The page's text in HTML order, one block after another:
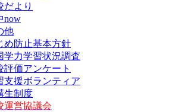
だより
now
他
め防止基本方針
学力学習状況調査
評価アンケート
支援ボランティア
生制度
運営協議会